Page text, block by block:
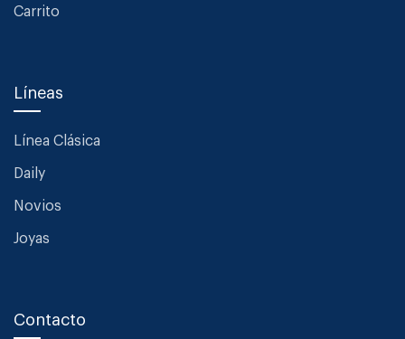
Carrito
Líneas
Línea Clásica
Daily
Novios
Joyas
Contacto